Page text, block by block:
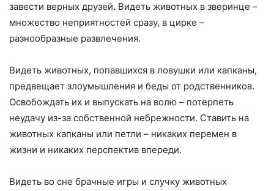
завести верных друзей. Видеть животных в зверинце –
множество неприятностей сразу, в цирке –
разнообразные развлечения.
Видеть животных, попавшихся в ловушки или капканы,
предвещает злоумышления и беды от родственников.
Освобождать их и выпускать на волю – потерпеть
неудачу из-за собственной небрежности. Ставить на
животных капканы или петли – никаких перемен в
жизни и никаких перспектив впереди.
Видеть во сне брачные игры и случку животных